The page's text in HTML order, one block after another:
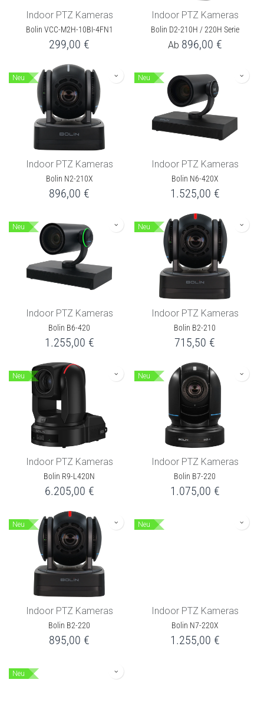
Indoor PTZ Kameras
Bolin VCC-M2H-10BI-4FN1
299,00 €
Indoor PTZ Kameras
Bolin D2-210H / 220H Serie
Ab 896,00 €
Neu
Indoor PTZ Kameras
Bolin N2-210X
896,00 €
Neu
Indoor PTZ Kameras
Bolin N6-420X
1.525,00 €
Neu
Indoor PTZ Kameras
Bolin B6-420
1.255,00 €
Neu
Indoor PTZ Kameras
Bolin B2-210
715,50 €
Neu
Indoor PTZ Kameras
Bolin R9-L420N
6.205,00 €
Neu
Indoor PTZ Kameras
Bolin B7-220
1.075,00 €
Neu
Indoor PTZ Kameras
Bolin B2-220
895,00 €
Neu
Indoor PTZ Kameras
Bolin N7-220X
1.255,00 €
Neu